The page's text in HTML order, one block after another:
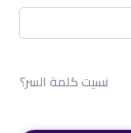
نسيت كلمة السر؟